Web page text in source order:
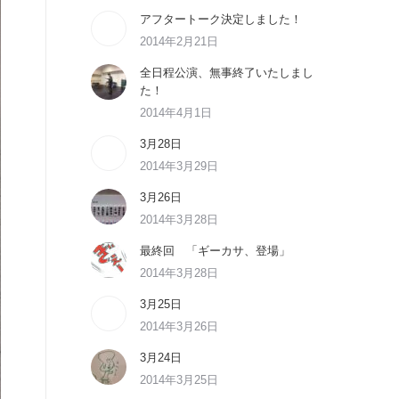
アフタートーク決定しました！
2014年2月21日
全日程公演、無事終了いたしまし
た！
2014年4月1日
3月28日
2014年3月29日
3月26日
2014年3月28日
最終回 「ギーカサ、登場」
2014年3月28日
3月25日
2014年3月26日
3月24日
2014年3月25日